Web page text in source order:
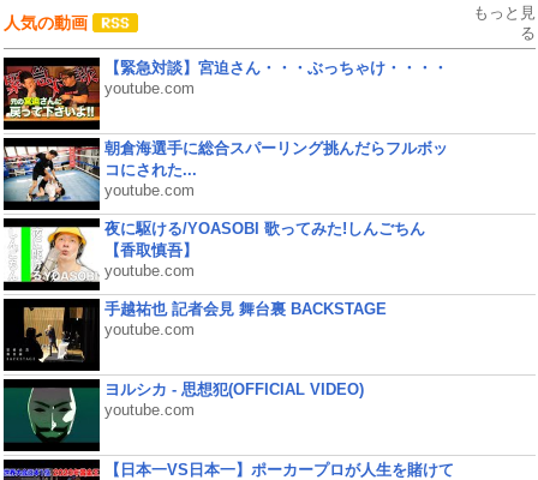
人気の動画
もっと見
る
【緊急対談】宮迫さん・・・ぶっちゃけ・・・・
youtube.com
朝倉海選手に総合スパーリング挑んだらフルボッ
コにされた...
youtube.com
夜に駆ける/YOASOBI 歌ってみた!しんごちん
【香取慎吾】
youtube.com
手越祐也 記者会見 舞台裏 BACKSTAGE
youtube.com
ヨルシカ - 思想犯(OFFICIAL VIDEO)
youtube.com
【日本一VS日本一】ポーカープロが人生を賭けて